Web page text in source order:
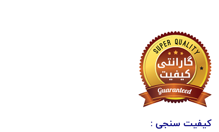
کیفیت سنجی :